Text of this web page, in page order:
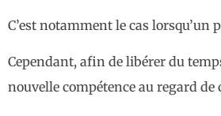
C’est notamment le cas
Cependant, afin de libérer du
nouvelle compétence au regard de